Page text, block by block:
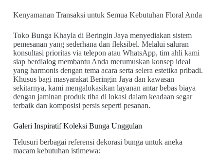
Kenyamanan Transaksi untuk Semua Kebutuhan Floral Anda
Toko Bunga Khayla di Beringin Jaya menyediakan sistem
pemesanan yang sederhana dan fleksibel. Melalui saluran
konsultasi prioritas via telepon atau WhatsApp, tim ahli kami
siap berdialog membantu Anda merumuskan konsep ideal
yang harmonis dengan tema acara serta selera estetika pribadi.
Khusus bagi masyarakat Beringin Jaya dan kawasan
sekitarnya, kami mengalokasikan layanan antar bebas biaya
dengan jaminan produk tiba di lokasi dalam keadaan segar
terbaik dan komposisi persis seperti pesanan.
Galeri Inspiratif Koleksi Bunga Unggulan
Telusuri berbagai referensi dekorasi bunga untuk aneka
macam kebutuhan istimewa: